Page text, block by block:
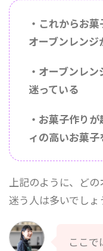
・これからお
オーブンレン
・オーブンレ
迷っている
・お菓子作り
ィの高いお菓
上記のように、ど
迷う人は多いでしょ
ここ